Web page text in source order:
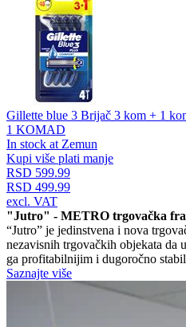
Gillette blue 3 Brijač 3 kom + 1
1 KOMAD
In stock at Zemun
Kupi više plati manje
RSD 599.99
RSD 499.99
excl. VAT
"Jutro" - METRO trgovačka
“Jutro” je jedinstvena i nova
nezavisnih trgovačkih objekata da
ga profitabilnijim i dugoročno
Saznajte više